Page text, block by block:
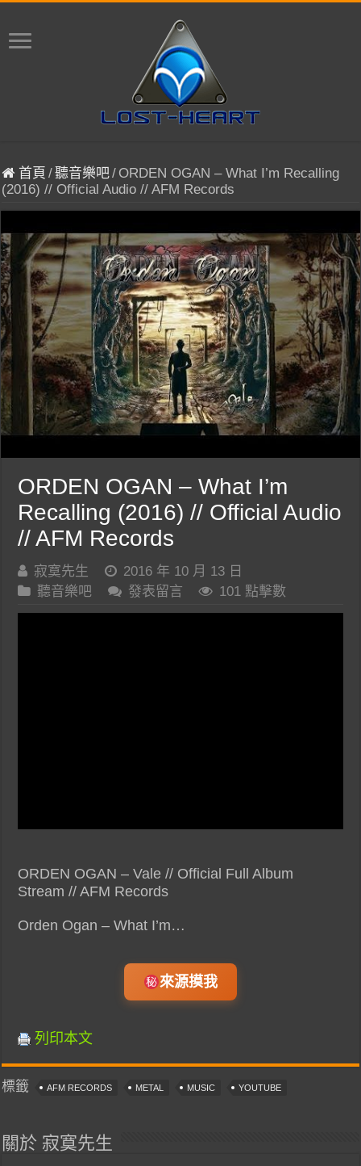
首頁 /聽音樂吧/ ORDEN OGAN – What I’m Recalling
(2016) // Official Audio // AFM Records
ORDEN OGAN – What I’m
Recalling (2016) // Official Audio
// AFM Records
寂寞先生
2016 年 10 月 13 日
聽音樂吧
發表留言 101 點擊數
ORDEN OGAN – Vale // Official Full Album
Stream // AFM Records
Orden Ogan – What I’m…
來源摸我
列印本文
標籤 AFM RECORDS METAL MUSIC YOUTUBE
關於 寂寞先生